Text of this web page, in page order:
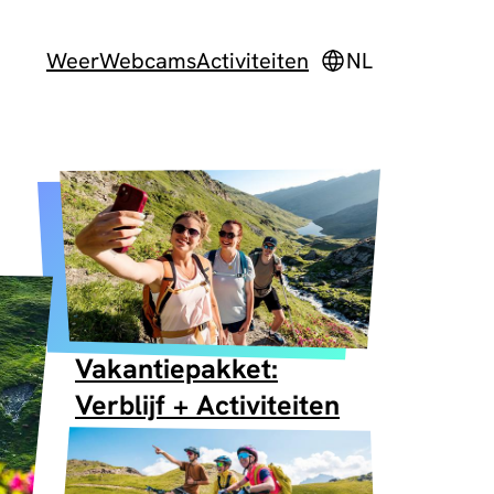
WeerWebcamsActiviteiten NL
Vakantiepakket:
Verblijf + Activiteiten